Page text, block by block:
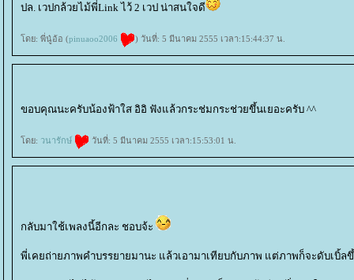
ปล. เวปกล้วยไม้พี่Link ไว้ 2 เวป น่าสนใจดี
ดย: พี่นู๋อ้อ (pinuaoo2006 ) วันที่: 5 มีนาคม 2555 เวลา:15:44:37 น.
ขอบคุณนะครับน้องฟ้าใส อิอิ ฟังแล้วกระช่มกระช่วยขึ้นเยอะครับ ^^
ดย: วนารักษ์ วันที่: 5 มีนาคม 2555 เวลา:15:53:01 น.
กลับมาใช้เพลงนี้อีกละ ชอบจ้ะ
พี่เคยถ่ายภาพคำบรรยายมานะ แล้วเอามาเทียบกับภาพ แต่ภาพก็จะดับเบิ้ล